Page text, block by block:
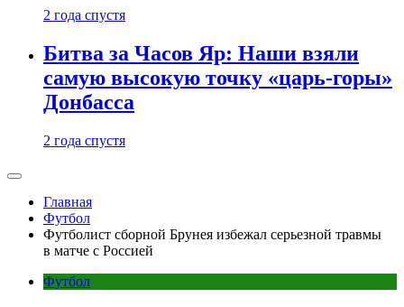
2 года спустя
Битва за Часов Яр: Наши взяли
самую высокую точку «царь-горы»
Донбасса
2 года спустя
Главная
Футбол
Футболист сборной Брунея избежал серьезной травмы
в матче с Россией
Футбол